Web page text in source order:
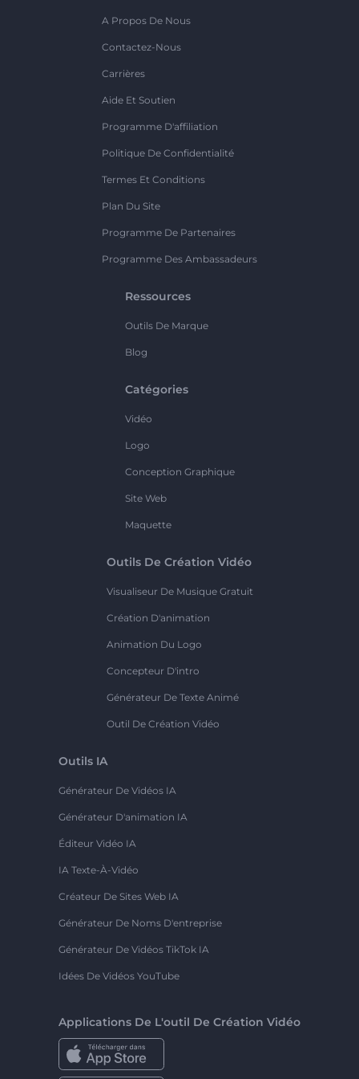
A Propos De Nous
Contactez-Nous
Carrières
Aide Et Soutien
Programme D'affiliation
Politique De Confidentialité
Termes Et Conditions
Plan Du Site
Programme De Partenaires
Programme Des Ambassadeurs
Ressources
Outils De Marque
Blog
Catégories
Vidéo
Logo
Conception Graphique
Site Web
Maquette
Outils De Création Vidéo
Visualiseur De Musique Gratuit
Création D'animation
Animation Du Logo
Concepteur D'intro
Générateur De Texte Animé
Outil De Création Vidéo
Outils IA
Générateur De Vidéos IA
Générateur D'animation IA
Éditeur Vidéo IA
IA Texte-À-Vidéo
Créateur De Sites Web IA
Générateur De Noms D'entreprise
Générateur De Vidéos TikTok IA
Idées De Vidéos YouTube
Applications De L'outil De Création Vidéo